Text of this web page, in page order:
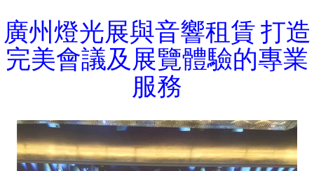
廣州燈光展與音響租賃 打造
完美會議及展覽體驗的專業
服務